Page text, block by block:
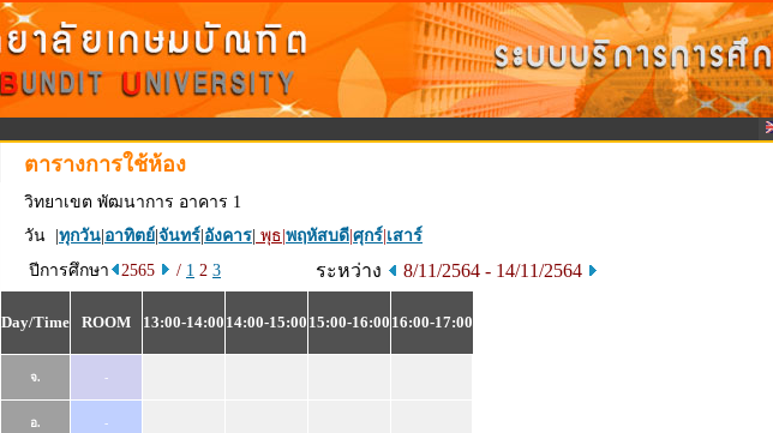
ตารางการใช้ห้อง
วิทยาเขต พัฒนาการ อาคาร 1
วัน | ทุกวัน อาทิตย์ จันทร์ อังคาร พุธ พฤหัสบดี ศุกร์ เสาร์
ปีการศึกษา
2565 / 1 2 3 ระหว่าง 8/11/2564 - 14/11/2564
Day/Time ROOM 13:00-14:00 14:00-15:00 15:00-16:00 16:00-17:00
จ. -
อ. -